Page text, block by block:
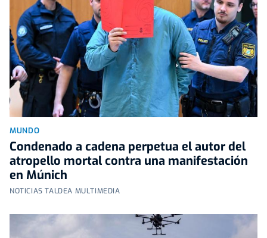
MUNDO
Condenado a cadena perpetua el autor del
atropello mortal contra una manifestación
en Múnich
NOTICIAS TALDEA MULTIMEDIA